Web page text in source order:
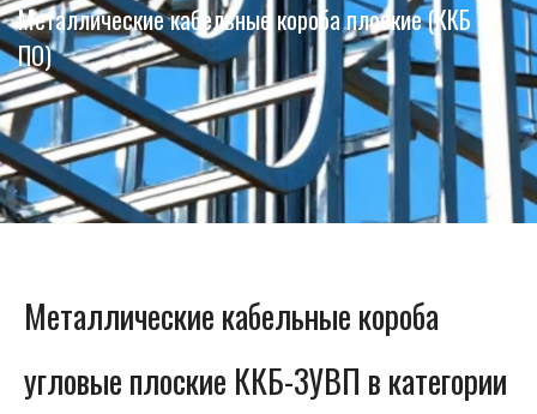
Металлические кабельные короба плоские (ККБ
ПО)
Металлические кабельные короба
угловые плоские ККБ-3УВП в категории